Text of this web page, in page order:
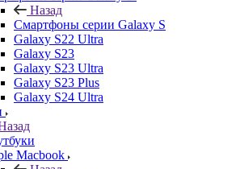
Назад
Смартфоны серии Galaxy S
Galaxy S22 Ultra
Galaxy S23
Galaxy S23 Ultra
Galaxy S23 Plus
Galaxy S24 Ultra
Macbook